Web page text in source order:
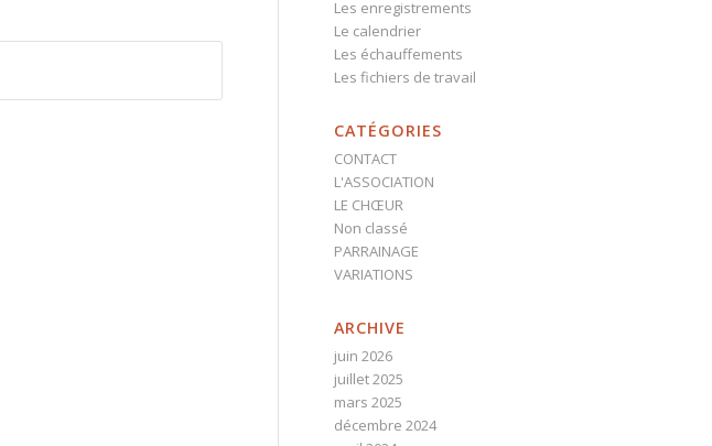
Les enregistrements
Le calendrier
Les échauffements
Les fichiers de travail
CATÉGORIES
CONTACT
L'ASSOCIATION
LE CHŒUR
Non classé
PARRAINAGE
VARIATIONS
ARCHIVE
juin 2026
juillet 2025
mars 2025
décembre 2024